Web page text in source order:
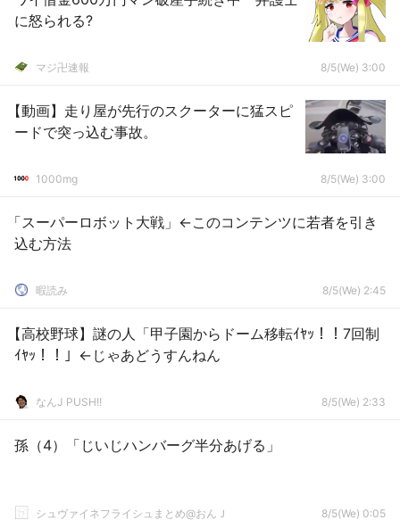
に怒られる?
マジ卍速報 8/5(We) 3:00
【動画】走り屋が先行のスクーターに猛スピ
ードで突っ込む事故。
1000mg 8/5(We) 3:00
「スーパーロボット大戦」←このコンテンツに若者を引き
込む方法
暇読み 8/5(We) 2:45
【高校野球】謎の人「甲子園からドーム移転ｲﾔｯ！！7回制
ｲﾔｯ！！」←じゃあどうすんねん
なんJ PUSH!! 8/5(We) 2:33
孫（4）「じいじハンバーグ半分あげる」
シュヴァイネフライシュまとめ@おんＪ 8/5(We) 0:05